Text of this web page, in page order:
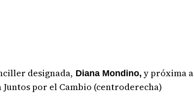
designada, Diana Mondino, y próxima a
por el Cambio (centroderecha)